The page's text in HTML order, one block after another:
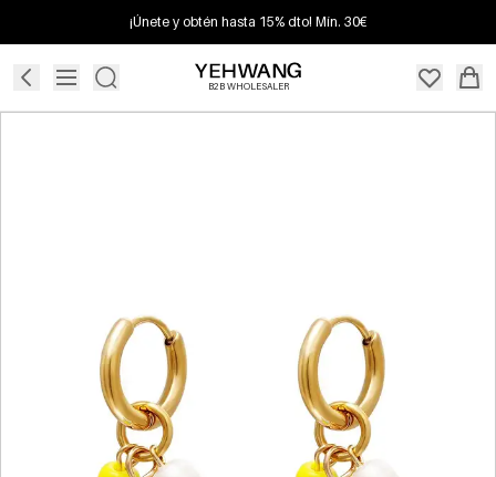
¡Únete y obtén hasta 15% dto! Mín. 30€
B2B WHOLESALER